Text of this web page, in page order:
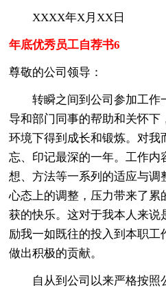
XXXX年X月XX日
年底优秀员工自荐书6
尊敬的公司领导：
转瞬之间到公司参加工作
导和部门同事的帮助和关怀
环境下得到成长和锻炼。对我
忘、印记最深的一年。工作内
想、方法等一系列的适应与调
心态上的调整，压力带来了累
获的快乐。这对于我本人来说
励我一如既往的投入到本职工
做出积极的贡献。
自从到公司以来严格按照